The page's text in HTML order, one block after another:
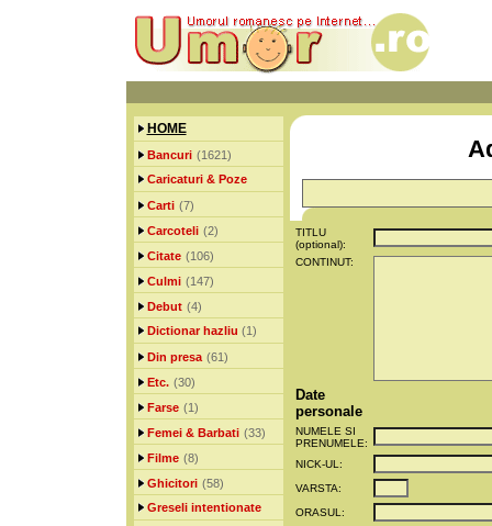
HOME
Bancuri (1621)
Caricaturi & Poze
Carti (7)
Carcoteli (2)
Citate (106)
Culmi (147)
Debut (4)
Dictionar hazliu (1)
Din presa (61)
Etc. (30)
Farse (1)
Femei & Barbati (33)
Filme (8)
Ghicitori (58)
Greseli intentionate
TITLU
(optional):
CONTINUT:
Date
personale
NUMELE SI
PRENUMELE:
NICK-UL:
VARSTA:
ORASUL: